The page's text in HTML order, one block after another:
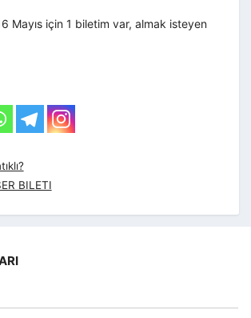
Mayıs için 1 biletim var, almak isteyen
BILETI